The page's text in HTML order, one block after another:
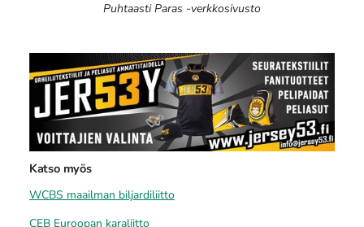
Puhtaasti Paras -verkkosivusto
Katso myös
WCBS maailman biljardiliitto
CEB Euroopan karaliitto